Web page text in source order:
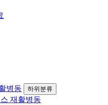
병동
하위분류
재활병동